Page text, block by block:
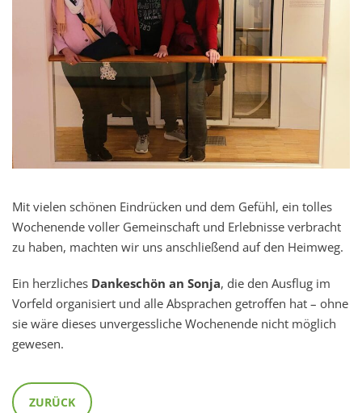
Mit vielen schönen Eindrücken und dem Gefühl, ein tolles
Wochenende voller Gemeinschaft und Erlebnisse verbracht
zu haben, machten wir uns anschließend auf den Heimweg.
Ein herzliches Dankeschön an Sonja, die den Ausflug im
Vorfeld organisiert und alle Absprachen getroffen hat – ohne
sie wäre dieses unvergessliche Wochenende nicht möglich
gewesen.
ZURÜCK